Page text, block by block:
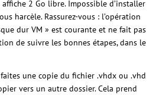
2 Go libre. Impossible d’installer
harcèle. Rassurez-vous : l’opération
dur VM » est courante et ne fait pas
de suivre les bonnes étapes, dans le
faites une copie du fichier .vhdx ou .vhd
vers un autre dossier. Cela prend